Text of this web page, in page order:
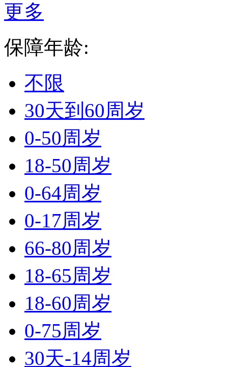
更多
保障年龄:
不限
30天到60周岁
0-50周岁
18-50周岁
0-64周岁
0-17周岁
66-80周岁
18-65周岁
18-60周岁
0-75周岁
30天-14周岁